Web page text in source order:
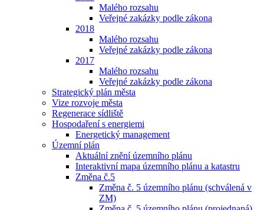
Malého rozsahu
Veřejné zakázky podle zákona
2018
Malého rozsahu
Veřejné zakázky podle zákona
2017
Malého rozsahu
Veřejné zakázky podle zákona
Strategický plán města
Vize rozvoje města
Regenerace sídliště
Hospodaření s energiemi
Energetický management
Územní plán
Aktuální znění územního plánu
Interaktivní mapa územního plánu a katastru
Změna č.5
Změna č. 5 územního plánu (schválená v
ZM)